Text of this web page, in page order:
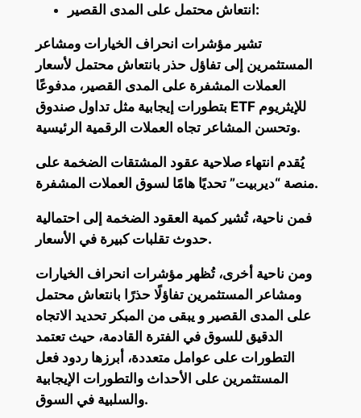
انتعاش محتمل على المدى القصير:
تشير مؤشرات انحراف الخيارات ومشاعر
المستثمرين إلى تفاؤل حذر بانتعاش محتمل لأسعار
العملات المشفرة على المدى القصير، مدفوعًا
بتطورات إيجابية مثل تداول صندوق ETF للإيثريوم
وتحسن المشاعر تجاه العملات الرقمية الرئيسية.
يُقدم انتهاء صلاحية عقود المشتقات الضخمة على
منصة “ديربيت” تحديًا هامًا لسوق العملات المشفرة.
فمن ناحية، تُشير كمية العقود الضخمة إلى احتمالية
حدوث تقلبات كبيرة في الأسعار.
ومن ناحية أخرى، تُظهر مؤشرات انحراف الخيارات
ومشاعر المستثمرين تفاؤلًا حذرًا بانتعاش محتمل
على المدى القصير و يبقى من المبكر تحديد الاتجاه
الدقيق للسوق في الفترة القادمة، حيث تعتمد
التطورات على عوامل متعددة، أبرزها ردود فعل
المستثمرين على الأحداث والتطورات الإيجابية
والسلبية في السوق.